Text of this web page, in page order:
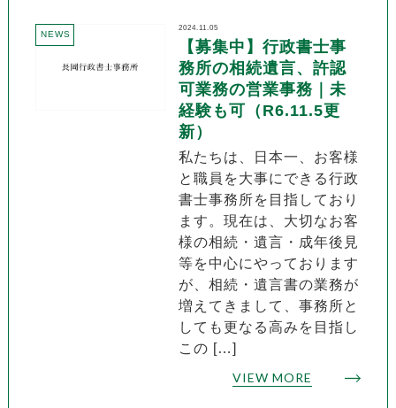
NEWS
2024.11.05
【募集中】行政書士事
務所の相続遺言、許認
可業務の営業事務｜未
経験も可（R6.11.5更
新）
私たちは、日本一、お客様
と職員を大事にできる行政
書士事務所を目指しており
ます。現在は、大切なお客
様の相続・遺言・成年後見
等を中心にやっております
が、相続・遺言書の業務が
増えてきまして、事務所と
しても更なる高みを目指し
この […]
VIEW MORE